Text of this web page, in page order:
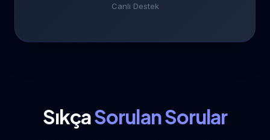
Canlı Destek
SıkçaSorulan Sorular